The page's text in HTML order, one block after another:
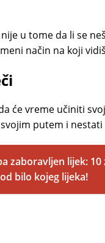
u tome da li se
način na koji
će vreme učiniti
putem i
zaboravljen lijek:
bilo kojeg lijeka!